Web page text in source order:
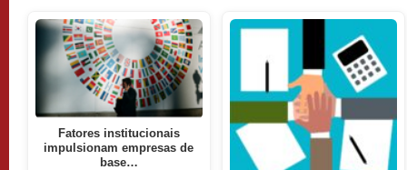
Fatores institucionais
impulsionam empresas de
base…